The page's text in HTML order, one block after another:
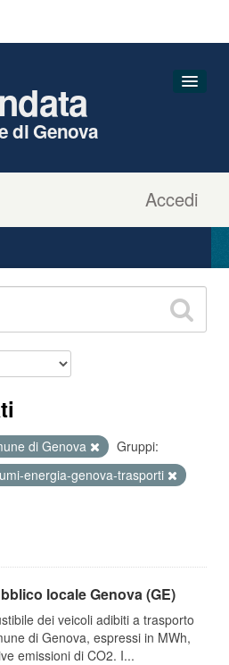
Accedi
di Genova
di Genova
Gruppi:
energia-genova-trasporti
locale Genova (GE)
dei veicoli adibiti a trasporto
di Genova, espressi in MWh,
emissioni di CO2. I...